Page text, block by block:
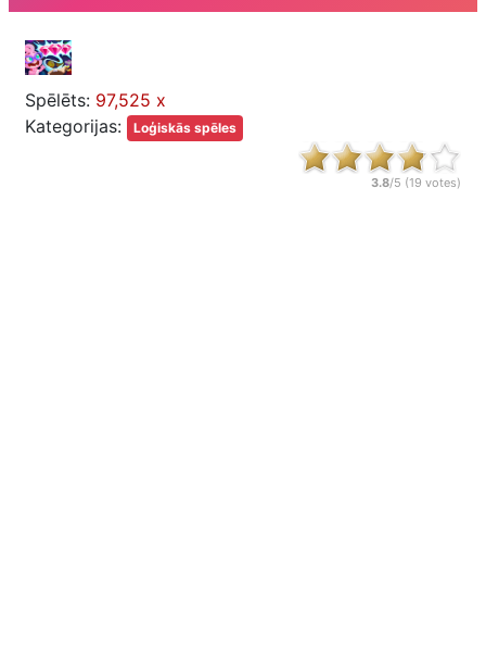
Spēlēts: 97,525 x
Kategorijas:
Loģiskās spēles
3.8/5 (19 votes)